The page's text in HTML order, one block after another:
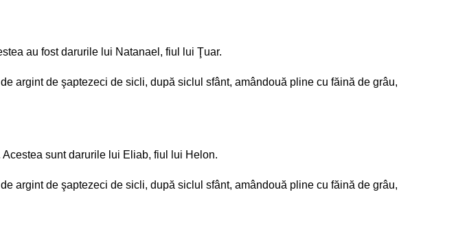
au fost darurile lui Natanael, fiul lui Ţuar.
argint de şaptezeci de sicli, după siclul sfânt, amândouă pline cu făină de grâu,
sunt darurile lui Eliab, fiul lui Helon.
argint de şaptezeci de sicli, după siclul sfânt, amândouă pline cu făină de grâu,